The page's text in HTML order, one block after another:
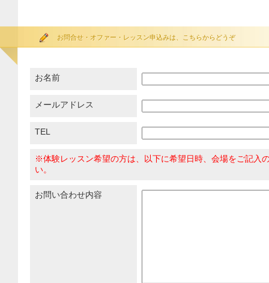
お問合せ・オファー・レッスン申込みは、こちらからどうぞ
お名前
メールアドレス
TEL
※体験レッスン希望の方は、以下に希望日時、会場をご記入
い。
お問い合わせ内容